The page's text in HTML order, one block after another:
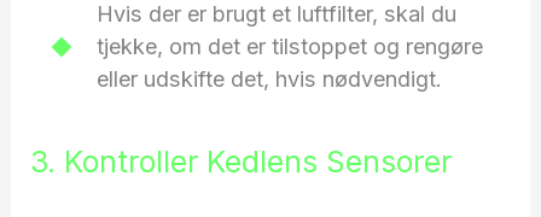
Hvis der er brugt et luftfilter, skal du
tjekke, om det er tilstoppet og rengøre
eller udskifte det, hvis nødvendigt.
3. Kontroller Kedlens Sensorer